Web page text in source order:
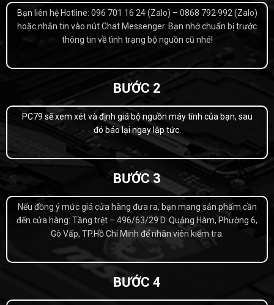
Bạn liên hệ Hotline: 096 701 16 24 (Zalo) – 0868 792 992 (Zalo)
hoặc nhắn tin vào nút Chat Messenger. Bạn nhớ chuẩn bị trước
thông tin về tình trạng bộ nguồn cũ nhé!
BƯỚC 2
PC79 sẽ xem xét và định giá bộ nguồn máy tính của bạn, sau
đó báo lại ngay lập tức.
BƯỚC 3
Nếu đồng ý mức giá cửa hàng đưa ra, bạn mang sản phẩm cần
đến cửa hàng: Tầng trệt – 496/63/29 D. Quảng Hàm, Phường 6,
Gò Vấp, TP.Hồ Chí Minh để nhân viên kiểm tra.
BƯỚC 4